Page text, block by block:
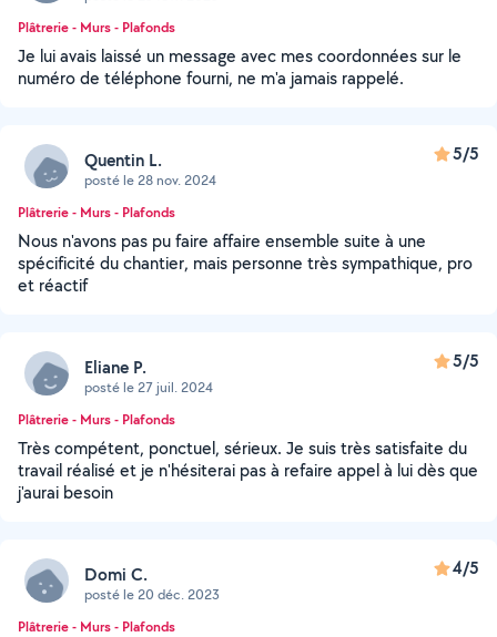
Plâtrerie - Murs - Plafonds
Je lui avais laissé un message avec mes coordonnées sur le
numéro de téléphone fourni, ne m'a jamais rappelé.
Quentin L.
posté le 28 nov. 2024
5/5
Plâtrerie - Murs - Plafonds
Nous n'avons pas pu faire affaire ensemble suite à une
spécificité du chantier, mais personne très sympathique, pro
et réactif
Eliane P.
posté le 27 juil. 2024
5/5
Plâtrerie - Murs - Plafonds
Très compétent, ponctuel, sérieux. Je suis très satisfaite du
travail réalisé et je n'hésiterai pas à refaire appel à lui dès que
j'aurai besoin
Domi C.
posté le 20 déc. 2023
4/5
Plâtrerie - Murs - Plafonds